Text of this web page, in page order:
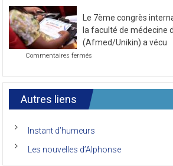
Le 7ème congrès
la faculté de médecine
(Afmed/Unikin) a vécu
Commentaires fermés
congrès
international
anciens
la
de
Autres liens
Instant d’humeurs
Les nouvelles d’Alphonse